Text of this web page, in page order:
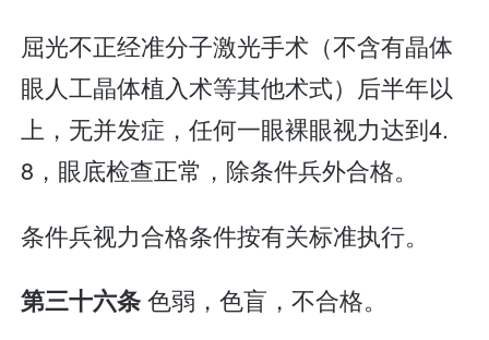
屈光不正经准分子激光手术（不含有晶体
眼人工晶体植入术等其他术式）后半年以
上，无并发症，任何一眼裸眼视力达到4.
8，眼底检查正常，除条件兵外合格。
条件兵视力合格条件按有关标准执行。
第三十六条色弱，色盲，不合格。